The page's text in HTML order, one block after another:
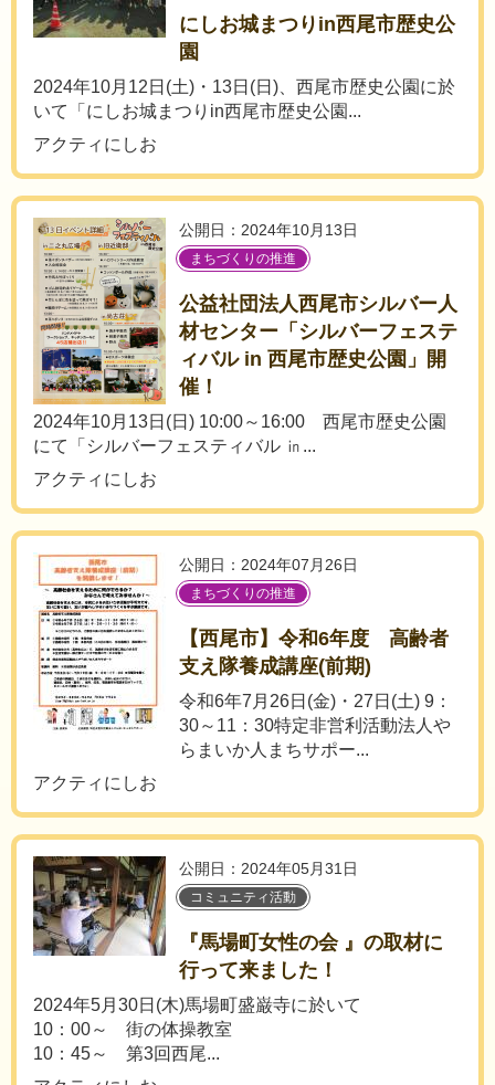
にしお城まつりin西尾市歴史公
園
2024年10月12日(土)・13日(日)、西尾市歴史公園に於
いて「にしお城まつりin西尾市歴史公園...
アクティにしお
公開日：2024年10月13日
まちづくりの推進
公益社団法人西尾市シルバー人
材センター「シルバーフェステ
ィバル in 西尾市歴史公園」開
催！
2024年10月13日(日) 10:00～16:00 西尾市歴史公園
にて「シルバーフェスティバル ㏌...
アクティにしお
公開日：2024年07月26日
まちづくりの推進
【西尾市】令和6年度 高齢者
支え隊養成講座(前期)
令和6年7月26日(金)・27日(土) 9：
30～11：30特定非営利活動法人や
らまいか人まちサポー...
アクティにしお
公開日：2024年05月31日
コミュニティ活動
『馬場町女性の会 』の取材に
行って来ました！
2024年5月30日(木)馬場町盛巌寺に於いて
10：00～ 街の体操教室
10：45～ 第3回西尾...